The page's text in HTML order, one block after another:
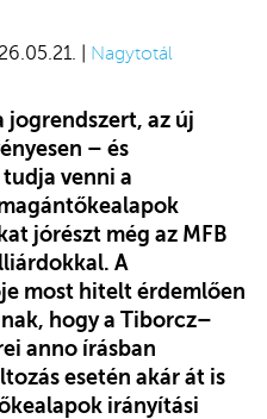
| Nagytotál
jogrendszert, az új
– és
venni a
jórészt még az MFB
A
most hitelt érdemlően
hogy a Tiborcz–
anno írásban
esetén akár át is
irányítási